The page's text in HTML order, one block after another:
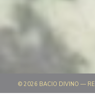
© 2026 BACIO DIVINO —